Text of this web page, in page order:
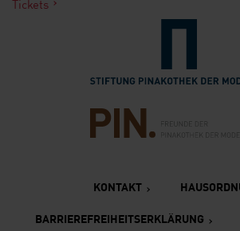
KONTAKT
BARRIEREFREIHEITSERKLÄRUNG